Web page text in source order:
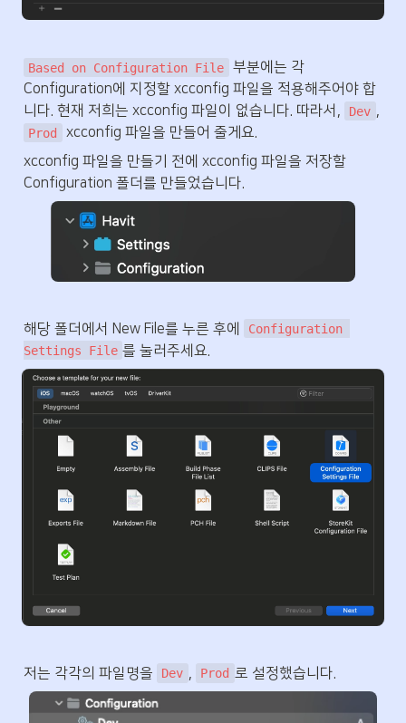
Based on Configuration File
부분에는 각
Configuration에 지정할 xcconfig 파일을 적용해주어야 합
니다. 현재 저희는 xcconfig 파일이 없습니다. 따라서,
Dev
Prod
xcconfig 파일을 만들어 줄게요.
xcconfig 파일을 만들기 전에 xcconfig 파일을 저장할
Configuration 폴더를 만들었습니다.
해당 폴더에서 New File를 누른 후에
Configuration
Settings File 를 눌러주세요.
저는 각각의 파일명을 Dev , Prod 로 설정했습니다.